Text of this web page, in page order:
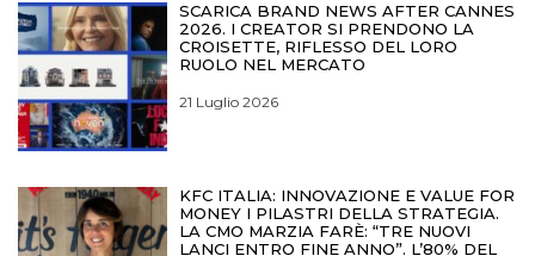
SCARICA BRAND NEWS AFTER CANNES
2026. I CREATOR SI PRENDONO LA
CROISETTE, RIFLESSO DEL LORO
RUOLO NEL MERCATO
21 Luglio 2026
KFC ITALIA: INNOVAZIONE E VALUE FOR
MONEY I PILASTRI DELLA STRATEGIA.
LA CMO MARZIA FARÈ: “TRE NUOVI
LANCI ENTRO FINE ANNO”. L’80% DEL